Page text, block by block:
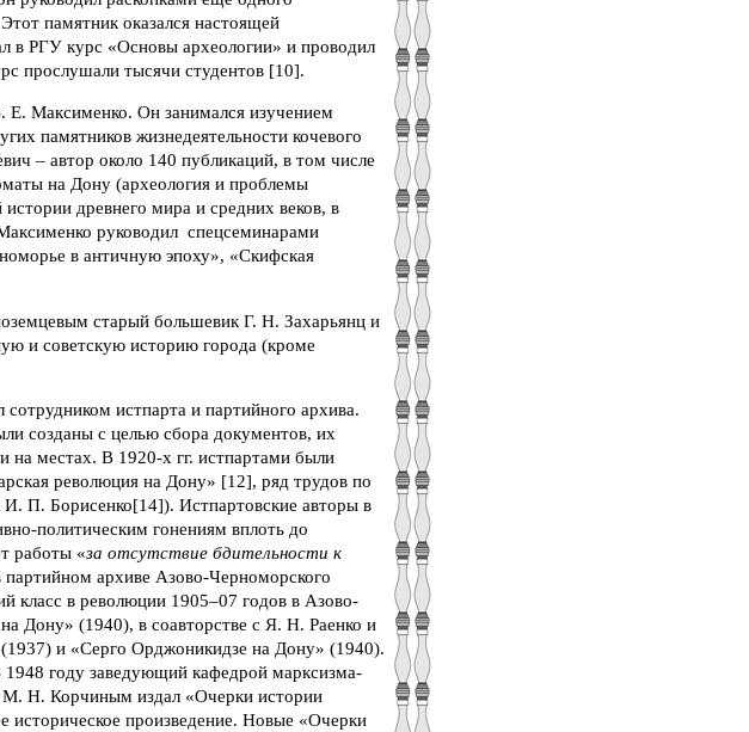
памятник оказался настоящей
в РГУ курс «Основы археологии» и проводил
прослушали тысячи студентов [10].
Максименко. Он занимался изучением
памятников жизнедеятельности кочевого
– автор около 140 публикаций, в том числе
на Дону (археология и проблемы
древнего мира и средних веков, в
руководил спецсеминарами
в античную эпоху», «Скифская
старый большевик Г. Н. Захарьянц и
и советскую историю города (кроме
истпарта и партийного архива.
созданы с целью сбора документов, их
на местах. В 1920-х гг. истпартами были
революция на Дону» [12], ряд трудов по
П. Борисенко[14]). Истпартовские авторы в
политическим гонениям вплоть до
работы «за отсутствие бдительности к
партийном архиве Азово-Черноморского
в революции 1905–07 годов в Азово-
Дону» (1940), в соавторстве с Я. Н. Раенко и
и «Серго Орджоникидзе на Дону» (1940).
году заведующий кафедрой марксизма-
Н. Корчиным издал «Очерки истории
произведение. Новые «Очерки